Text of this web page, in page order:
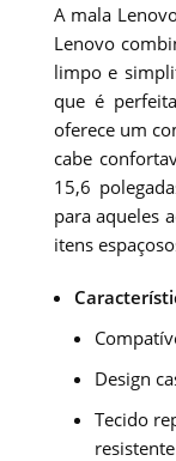
A mala
Lenovo
limpo e
que é
oferece um
cabe
15,6
para aqueles
itens
Design
Tecido